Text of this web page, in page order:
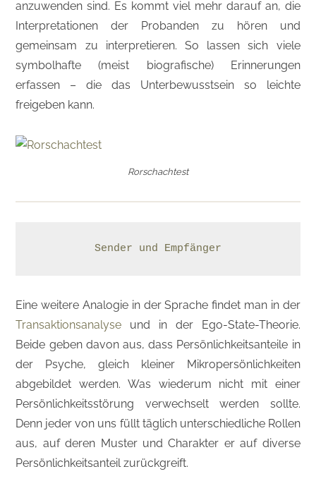
anzuwenden sind. Es kommt viel mehr darauf an, die
Interpretationen der Probanden zu hören und
gemeinsam zu interpretieren. So lassen sich viele
symbolhafte (meist biografische) Erinnerungen
erfassen – die das Unterbewusstsein so leichte
freigeben kann.
Rorschachtest
Sender und Empfänger
Eine weitere Analogie in der Sprache findet man in der
Transaktionsanalyse und in der Ego-State-Theorie.
Beide geben davon aus, dass Persönlichkeitsanteile in
der Psyche, gleich kleiner Mikropersönlichkeiten
abgebildet werden. Was wiederum nicht mit einer
Persönlichkeitsstörung verwechselt werden sollte.
Denn jeder von uns füllt täglich unterschiedliche Rollen
aus, auf deren Muster und Charakter er auf diverse
Persönlichkeitsanteil zurückgreift.